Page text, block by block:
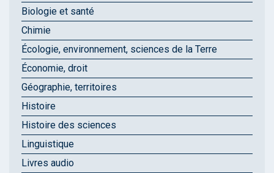
Biologie et santé
Chimie
Écologie, environnement, sciences de la Terre
Économie, droit
Géographie, territoires
Histoire
Histoire des sciences
Linguistique
Livres audio